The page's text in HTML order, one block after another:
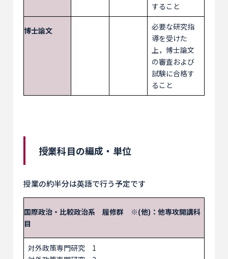
すること
博士論文
必要な研究指
導を受けた
上，博士論文
の審査および
試験に合格す
ること
授業科目の編成・単位
授業の約半分は英語で行う予定です
国際政治・比較政治系 履修群 ※(他)：他専攻開講科
目
対外政策専門研究 1